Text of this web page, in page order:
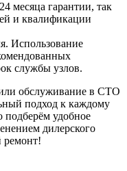
месяца гарантии, так
и квалификации
Использование
службы узлов.
обслуживание в СТО
подход к каждому
подберём удобное
дилерского
ремонт!